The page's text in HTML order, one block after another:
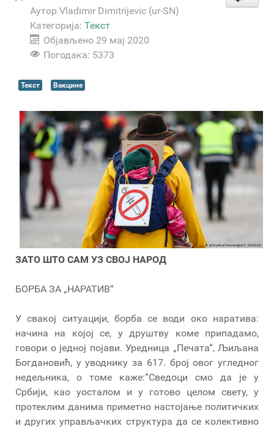
Аутор Vladimir Dimitrijevic (ur-SN)
Категорија: Текст
Објављено 29 мај 2020
Погодака: 5373
Текст Вакцине
ЗАТО ШТО САМ УЗ СВОЈ НАРОД
БОРБА ЗА „НАРАТИВ“
У свакој ситуацији, борба се води око наратива:
начина на којој се, у друштву коме припадамо,
говори о једној појави. Уредница „Печата“, Љиљана
Богдановић, у уводнику за 617. број овог угледног
недељника, о томе каже:“Сведоци смо да је у
Србији, као уосталом и у готово целом свету, у
протеклим данима приметно настојање политичких
и других управљачких структура да се колективно